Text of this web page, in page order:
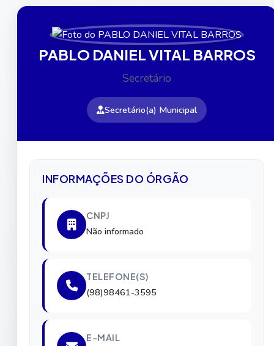
PABLO DANIEL VITAL BARROS
Secretário
Secretário(a) Municipal
INFORMAÇÕES DO ÓRGÃO
CNPJ
Não informado
TELEFONE(S)
(98)98461-3595
E-MAIL